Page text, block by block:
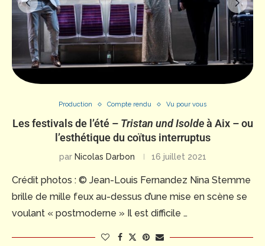
Production Compte rendu Vu pour vous
Les festivals de l’été – Tristan und Isoldeà Aix – ou
l’esthétique du coïtus interruptus
par Nicolas Darbon 16 juillet 2021
Crédit photos : © Jean-Louis Fernandez Nina Stemme
brille de mille feux au-dessus d’une mise en scène se
voulant « postmoderne » Il est difficile …